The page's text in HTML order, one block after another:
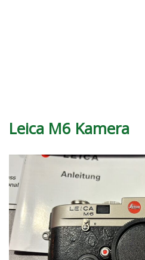
Leica M6 Kamera